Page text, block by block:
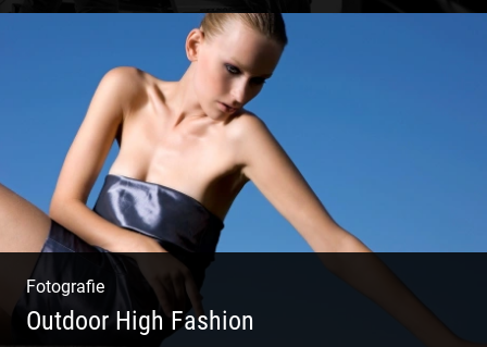
Coole Bartstyles | Haircut & Shave | Farbe
& Schnitt | Creating Men
Fotografie
Outdoor High Fashion